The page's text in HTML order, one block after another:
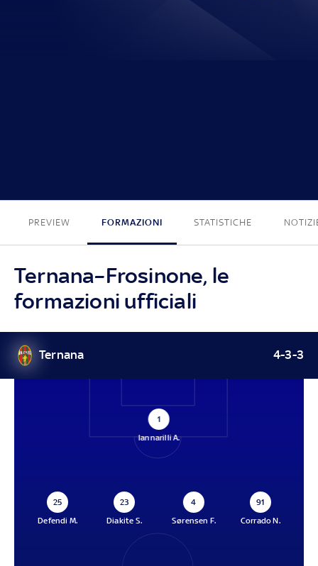
PREVIEW FORMAZIONI STATISTICHE
Ternana–Frosinone, le
formazioni ufficiali
Ternana 4-3-3
1
Iannarilli A.
25
Defendi M.
23
Diakite S.
4
Sørensen F.
91
Corrado N.